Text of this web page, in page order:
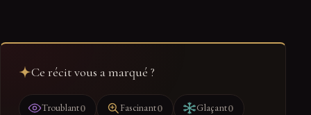
Ce récit vous a marqué ?
Troublant0 Fascinant0 Glaçant0